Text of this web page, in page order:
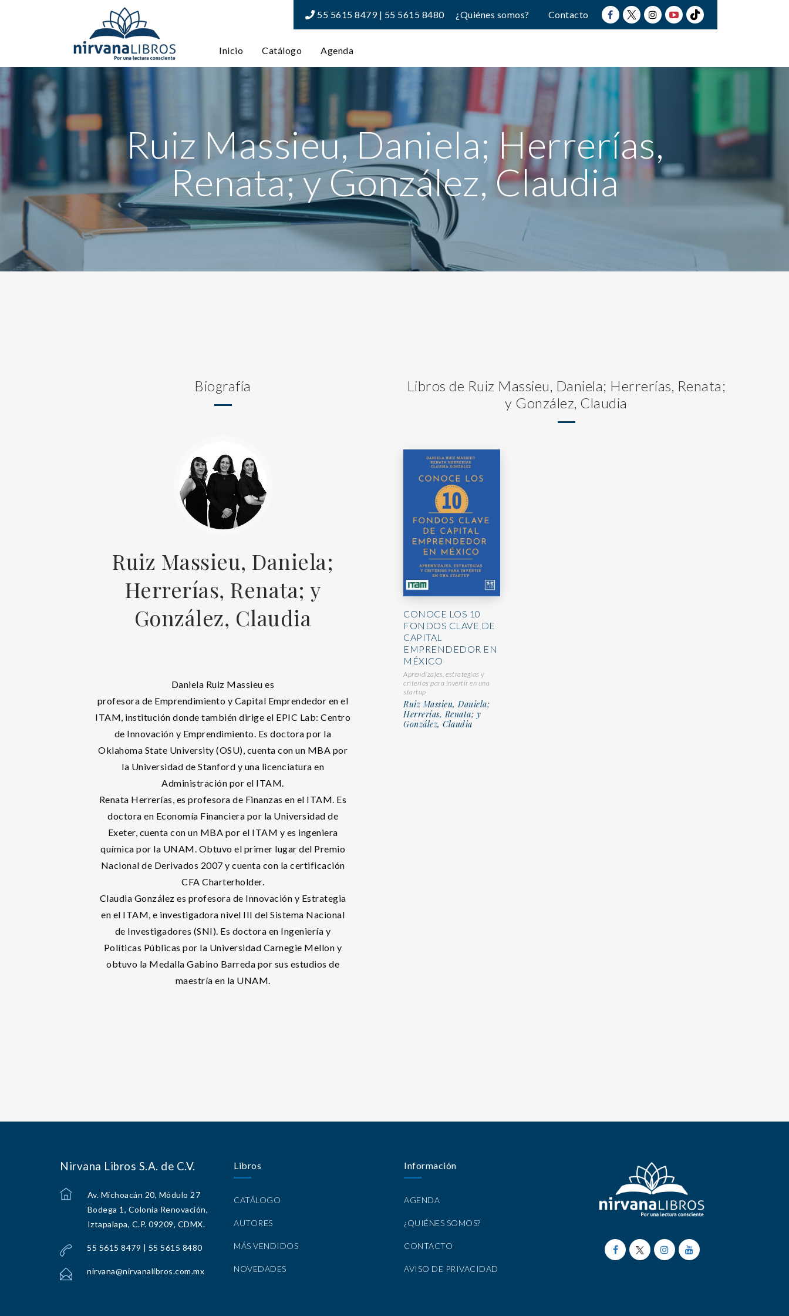
55 5615 8479 | 55 5615 8480 ¿Quiénes somos? Contacto
Inicio Catálogo Agenda
Ruiz Massieu, Daniela; Herrerías,
Renata; y González, Claudia
Biografía
Ruiz Massieu, Daniela;
Herrerías, Renata; y
González, Claudia
Daniela Ruiz Massieu es
profesora de Emprendimiento y Capital Emprendedor en el
ITAM, institución donde también dirige el EPIC Lab: Centro
de Innovación y Emprendimiento. Es doctora por la
Oklahoma State University (OSU), cuenta con un MBA por
la Universidad de Stanford y una licenciatura en
Administración por el ITAM.
Renata Herrerías, es profesora de Finanzas en el ITAM. Es
doctora en Economía Financiera por la Universidad de
Exeter, cuenta con un MBA por el ITAM y es ingeniera
química por la UNAM. Obtuvo el primer lugar del Premio
Nacional de Derivados 2007 y cuenta con la certificación
CFA Charterholder.
Claudia González es profesora de Innovación y Estrategia
en el ITAM, e investigadora nivel III del Sistema Nacional
de Investigadores (SNI). Es doctora en Ingeniería y
Políticas Públicas por la Universidad Carnegie Mellon y
obtuvo la Medalla Gabino Barreda por sus estudios de
maestría en la UNAM.
Libros de Ruiz Massieu, Daniela; Herrerías, Renata;
y González, Claudia
CONOCE LOS 10
FONDOS CLAVE DE
CAPITAL
EMPRENDEDOR EN
MÉXICO
Aprendizajes, estrategias y
criterios para invertir en una
startup
Ruiz Massieu, Daniela;
Herrerías, Renata; y
González, Claudia
Nirvana Libros S.A. de C.V.
Av. Michoacán 20, Módulo 27
Bodega 1, Colonia Renovación,
Iztapalapa, C.P. 09209, CDMX.
55 5615 8479 | 55 5615 8480
nirvana@nirvanalibros.com.mx
Libros
CATÁLOGO
AUTORES
MÁS VENDIDOS
NOVEDADES
Información
AGENDA
¿QUIÉNES SOMOS?
CONTACTO
AVISO DE PRIVACIDAD